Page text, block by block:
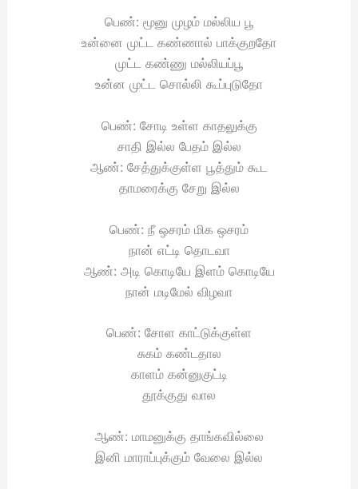
பெண்: மூனு முழம் மல்லிய பூ
உன்னை முட்ட கண்ணால் பாக்குறதோ
முட்ட கண்ணு மல்லியப்பூ
உன்ன முட்ட சொல்லி கூப்புடுதோ
பெண்: சோடி உள்ள காதலுக்கு
சாதி இல்ல பேதம் இல்ல
ஆண்: சேத்துக்குள்ள பூத்தும் கூட
தாமரைக்கு சேறு இல்ல
பெண்: நீ ஒசரம் மிக ஒசரம்
நான் எட்டி தொடவா
ஆண்: அடி கொடியே இளம் கொடியே
நான் மடிமேல் விழவா
பெண்: சோள காட்டுக்குள்ள
சுகம் கண்டதால
காளம் கன்னுகுட்டி
தூக்குது வால
ஆண்: மாமனுக்கு தாங்கவில்லை
இனி மாராப்புக்கும் வேலை இல்ல